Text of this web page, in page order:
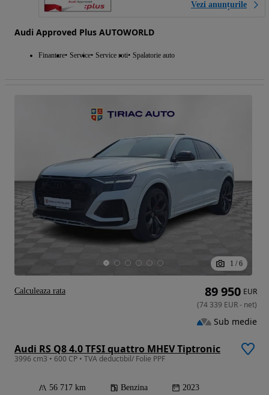
Vezi anunțurile
Audi Approved Plus AUTOWORLD
Finantare Service Service roti Spalatorie auto
1 / 6
Audi RS Q8 4.0 TFSI quattro MHEV Tiptronic
3996 cm3 • 600 CP • TVA deductibil/ Folie PPF
56 717 km Benzina 2023
89 950 EUR
(74 339 EUR- net)
Sub medie
Calculeaza rata